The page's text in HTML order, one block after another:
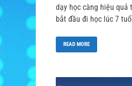
dạy học càng hiệu quả
bắt đầu đi học lúc 7
READ MORE